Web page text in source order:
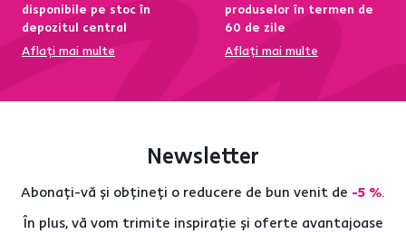
disponibile pe stoc în
depozitul central
Aflați mai multe
produselor în termen de
60 de zile
Aflați mai multe
Newsletter
Abonați-vă și obțineți o reducere de bun venit de -5 %.
În plus, vă vom trimite inspirație și oferte avantajoase